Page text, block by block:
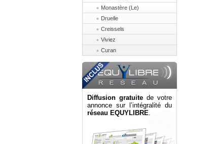
Monastère (Le)
Druelle
Creissels
Viviez
Curan
Diffusion gratuite de votre
annonce sur l’intégralité du
réseau EQUYLIBRE.